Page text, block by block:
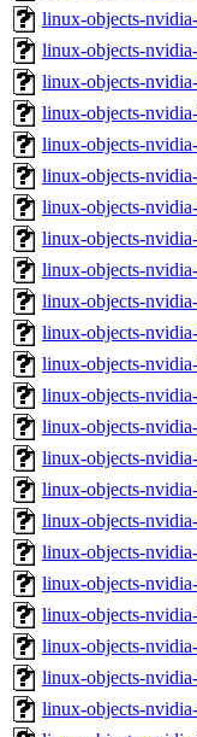
linux-objects-
linux-objects-
linux-objects-
linux-objects-
linux-objects-
linux-objects-
linux-objects-
linux-objects-
linux-objects-
linux-objects-
linux-objects-
linux-objects-
linux-objects-
linux-objects-
linux-objects-
linux-objects-
linux-objects-
linux-objects-
linux-objects-
linux-objects-
linux-objects-
linux-objects-
linux-objects-